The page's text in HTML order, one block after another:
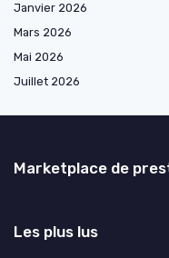
Janvier 2026
Mars 2026
Mai 2026
Juillet 2026
Marketplace de
Les plus lus